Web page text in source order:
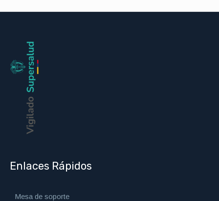
Enlaces Rápidos
Mesa de soporte